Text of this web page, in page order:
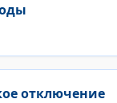
отключение